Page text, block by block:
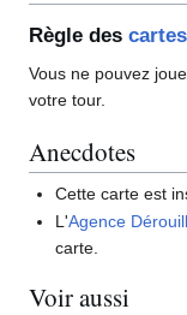
Règle des
Vous ne pouvez
votre tour.
Anecdotes
Cette carte est
L'Agence
carte.
Voir aussi